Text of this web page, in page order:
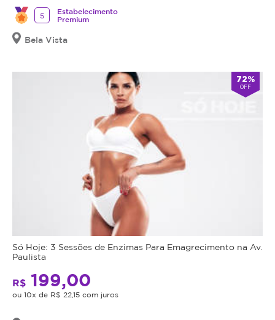
5
Estabelecimento
Premium
Bela Vista
72%
OFF
Só Hoje: 3 Sessões de Enzimas Para Emagrecimento na Av.
Paulista
R$ 199,00
ou 10x de R$ 22,15 com juros